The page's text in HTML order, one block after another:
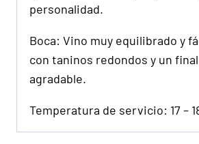
personalidad.
Boca: Vino muy equilibrado y
con taninos redondos y un
agradable.
Temperatura de servicio: 17 –